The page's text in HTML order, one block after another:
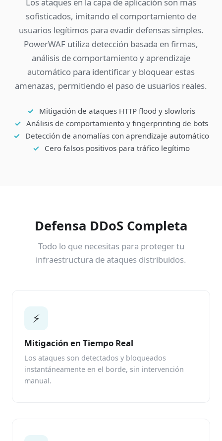
sofisticados, imitando el comportamiento de
usuarios legítimos para evadir defensas simples.
PowerWAF utiliza detección basada en firmas,
análisis de comportamiento y aprendizaje
automático para identificar y bloquear estas
amenazas, permitiendo el paso de usuarios reales.
Mitigación de ataques HTTP flood y slowloris
Análisis de comportamiento y fingerprinting de bots
Detección de anomalías con aprendizaje automático
Cero falsos positivos para tráfico legítimo
Defensa DDoS Completa
Todo lo que necesitas para proteger tu
infraestructura de ataques distribuidos.
⚡
Mitigación en Tiempo Real
Los ataques son detectados y bloqueados
instantáneamente en el borde, sin intervención
manual.